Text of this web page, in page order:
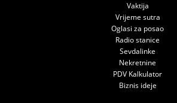
Vaktija
Vrijeme sutra
Oglasi za posao
Radio stanice
Sevdalinke
Nekretnine
PDV Kalkulator
Biznis ideje